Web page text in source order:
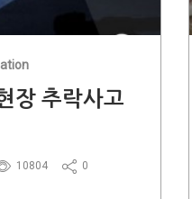
장 추락사고
10804 0